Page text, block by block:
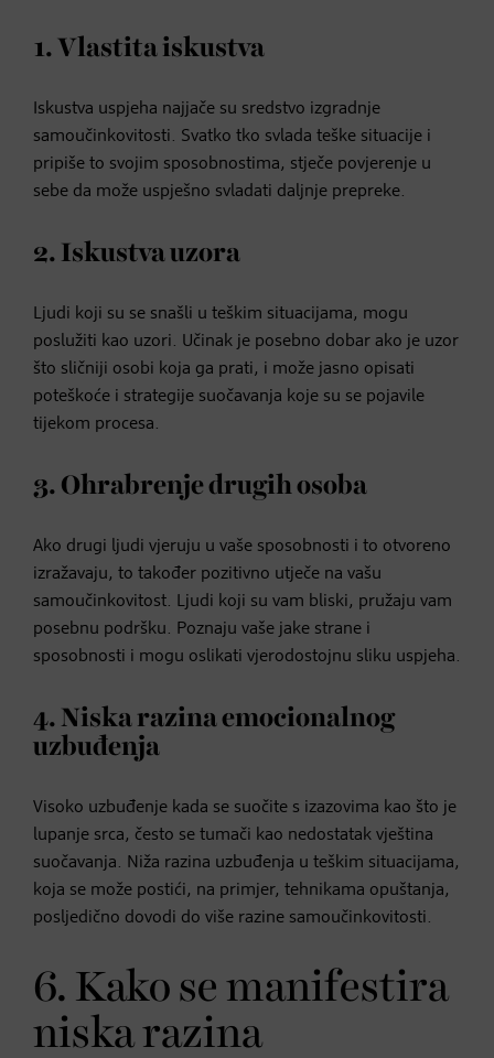
1. Vlastita iskustva
Iskustva uspjeha najjače su sredstvo izgradnje
samoučinkovitosti. Svatko tko svlada teške situacije i
pripiše to svojim sposobnostima, stječe povjerenje u
sebe da može uspješno svladati daljnje prepreke.
2. Iskustva uzora
Ljudi koji su se snašli u teškim situacijama, mogu
poslužiti kao uzori. Učinak je posebno dobar ako je uzor
što sličniji osobi koja ga prati, i može jasno opisati
poteškoće i strategije suočavanja koje su se pojavile
tijekom procesa.
3. Ohrabrenje drugih osoba
Ako drugi ljudi vjeruju u vaše sposobnosti i to otvoreno
izražavaju, to također pozitivno utječe na vašu
samoučinkovitost. Ljudi koji su vam bliski, pružaju vam
posebnu podršku. Poznaju vaše jake strane i
sposobnosti i mogu oslikati vjerodostojnu sliku uspjeha.
4. Niska razina emocionalnog
uzbuđenja
Visoko uzbuđenje kada se suočite s izazovima kao što je
lupanje srca, često se tumači kao nedostatak vještina
suočavanja. Niža razina uzbuđenja u teškim situacijama,
koja se može postići, na primjer, tehnikama opuštanja,
posljedično dovodi do više razine samoučinkovitosti.
6. Kako se manifestira
niska razina